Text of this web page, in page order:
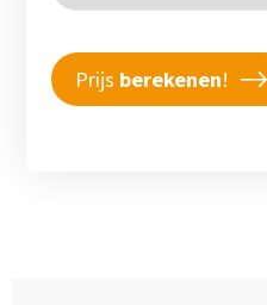
Prijs berekenen!